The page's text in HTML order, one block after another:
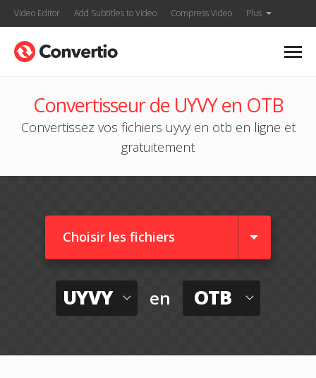
Video Editor Add Subtitles to Video Compress Video Plus
Convertisseur de UYVY en OTB
Convertissez vos fichiers uyvy en otb en ligne et
gratuitement
Choisir les fichiers
UYVY en OTB